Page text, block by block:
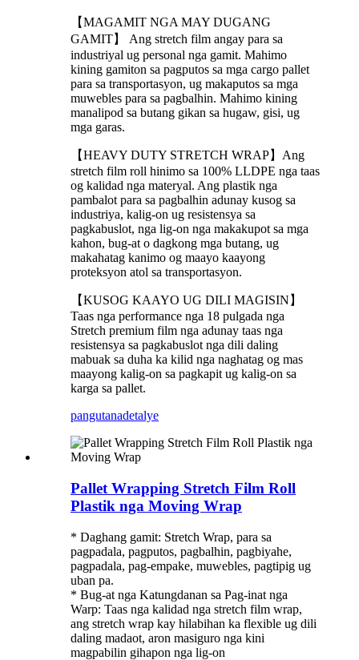
【MAGAMIT NGA MAY DUGANG
GAMIT】 Ang stretch film angay para sa
industriyal ug personal nga gamit. Mahimo
kining gamiton sa pagputos sa mga cargo pallet
para sa transportasyon, ug makaputos sa mga
muwebles para sa pagbalhin. Mahimo kining
manalipod sa butang gikan sa hugaw, gisi, ug
mga garas.
【HEAVY DUTY STRETCH WRAP】Ang
stretch film roll hinimo sa 100% LLDPE nga taas
og kalidad nga materyal. Ang plastik nga
pambalot para sa pagbalhin adunay kusog sa
industriya, kalig-on ug resistensya sa
pagkabuslot, nga lig-on nga makakupot sa mga
kahon, bug-at o dagkong mga butang, ug
makahatag kanimo og maayo kaayong
proteksyon atol sa transportasyon.
【KUSOG KAAYO UG DILI MAGISIN】
Taas nga performance nga 18 pulgada nga
Stretch premium film nga adunay taas nga
resistensya sa pagkabuslot nga dili daling
mabuak sa duha ka kilid nga naghatag og mas
maayong kalig-on sa pagkapit ug kalig-on sa
karga sa pallet.
pangutanadetalye
Pallet Wrapping Stretch Film Roll
Plastik nga Moving Wrap
* Daghang gamit: Stretch Wrap, para sa
pagpadala, pagputos, pagbalhin, pagbiyahe,
pagpadala, pag-empake, muwebles, pagtipig ug
uban pa.
* Bug-at nga Katungdanan sa Pag-inat nga
Warp: Taas nga kalidad nga stretch film wrap,
ang stretch wrap kay hilabihan ka flexible ug dili
daling madaot, aron masiguro nga kini
magpabilin gihapon nga lig-on